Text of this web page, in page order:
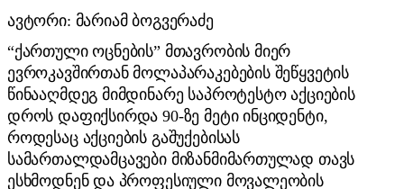
ავტორი: მარიამ ბოგვერაძე
“ქართული ოცნების” მთავრობის მიერ
ევროკავშირთან მოლაპარაკებების შეწყვეტის
წინააღმდეგ მიმდინარე საპროტესტო აქციების
დროს დაფიქსირდა 90-ზე მეტი ინციდენტი,
როდესაც აქციების გაშუქებისას
სამართალდამცავები მიზანმიმართულად თავს
ესხმოდნენ და პროფესიული მოვალეობის